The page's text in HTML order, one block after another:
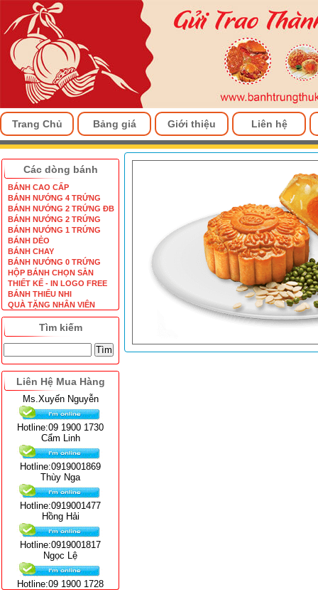
Trang Chủ Bảng giá Giới thiệu Liên hệ
Các dòng bánh
BÁNH CAO CẤP
BÁNH NƯỚNG 4 TRỨNG
BÁNH NƯỚNG 2 TRỨNG ĐB
BÁNH NƯỚNG 2 TRỨNG
BÁNH NƯỚNG 1 TRỨNG
BÁNH DẺO
BÁNH CHAY
BÁNH NƯỚNG 0 TRỨNG
HỘP BÁNH CHỌN SẴN
THIẾT KẾ - IN LOGO FREE
BÁNH THIẾU NHI
QUÀ TẶNG NHÂN VIÊN
Tìm kiếm
Liên Hệ Mua Hàng
Ms.Xuyến Nguyễn
Hotline:09 1900 1730
Cẩm Linh
Hotline:0919001869
Thùy Nga
Hotline:0919001477
Hồng Hải
Hotline:0919001817
Ngọc Lệ
Hotline:09 1900 1728